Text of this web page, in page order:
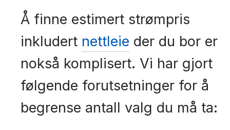
Å finne estimert strømpris
inkludert nettleie der du bor er
nokså komplisert. Vi har gjort
følgende forutsetninger for å
begrense antall valg du må ta: